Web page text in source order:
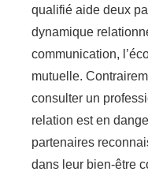
qualifié aide deux
dynamique
communication,
mutuelle.
consulter un
relation est en
partenaires
dans leur bien-être